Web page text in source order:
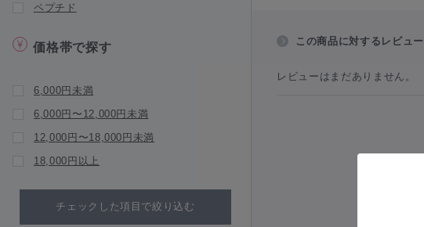
PROTESUN（プロテサン）
QUADAYS（キュアデイズ）
RegenSkin（リジェンスキン）
réveiller（レヴェイエ）
SKIN52&CO（スキン52）
ペプチド
価格帯で探す
6,000円未満
6,000円〜12,000円未満
12,000円〜18,000円未満
18,000円以上
チェックした項目で絞り込む
この商品に対するレビュー
レビューはまだありません。